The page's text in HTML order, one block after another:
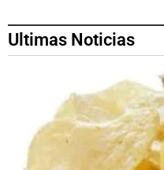
Ultimas Noticias